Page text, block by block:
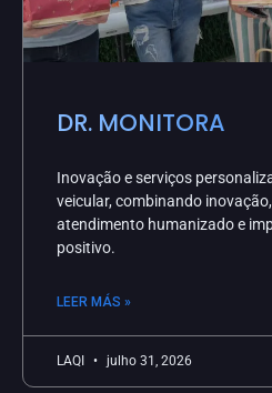
DR. MONITORA
Inovação e serviços
veicular, combinando
atendimento humanizado e
positivo.
LEER MÁS »
LAQI julho 31, 2026